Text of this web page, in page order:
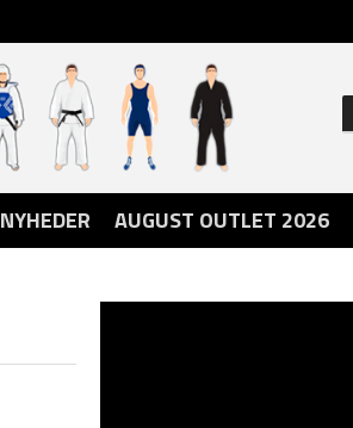
NYHEDER AUGUST OUTLET 2026